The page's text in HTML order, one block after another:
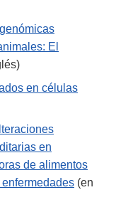
El
en células
en
de alimentos
(en